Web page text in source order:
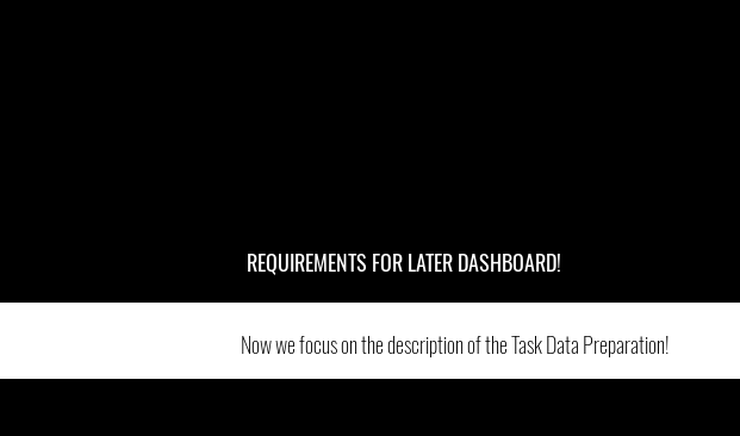
REQUIREMENTS FOR LATER DASHBOARD!
Now we focus on the description of the Task Data Preparation!